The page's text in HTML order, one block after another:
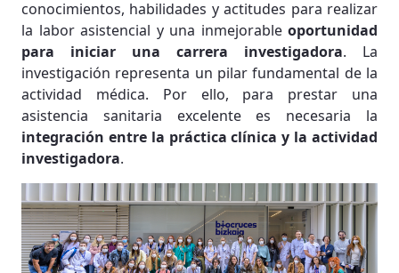
conocimientos, habilidades y actitudes para realizar
la labor asistencial y una inmejorable oportunidad
para iniciar una carrera investigadora. La
investigación representa un pilar fundamental de la
actividad médica. Por ello, para prestar una
asistencia sanitaria excelente es necesaria la
integración entre la práctica clínica y la actividad
investigadora.